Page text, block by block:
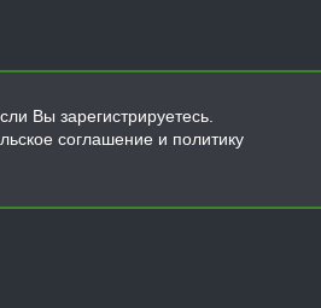
Вы зарегистрируетесь.
соглашение и политику